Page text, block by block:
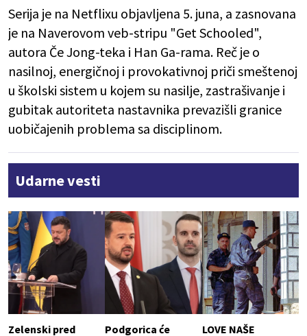
Serija je na Netflixu objavljena 5. juna, a zasnovana
je na Naverovom veb-stripu "Get Schooled",
autora Če Jong-teka i Han Ga-rama. Reč je o
nasilnoj, energičnoj i provokativnoj priči smeštenoj
u školski sistem u kojem su nasilje, zastrašivanje i
gubitak autoriteta nastavnika prevazišli granice
uobičajenih problema sa disciplinom.
Udarne vesti
Zelenski pred
Podgorica će
LOVE NAŠE